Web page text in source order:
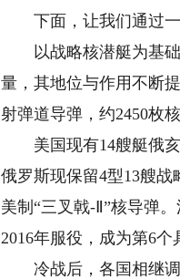
下面，让我们通过一
以战略核潜艇为基础
量，其地位与作用不断
射弹道导弹，约2450枚核
美国现有14艘艇俄亥
俄罗斯现保留4型13艘
美制“三叉戟-Ⅱ”核导弹
2016年服役，成为第6
冷战后，各国相继调